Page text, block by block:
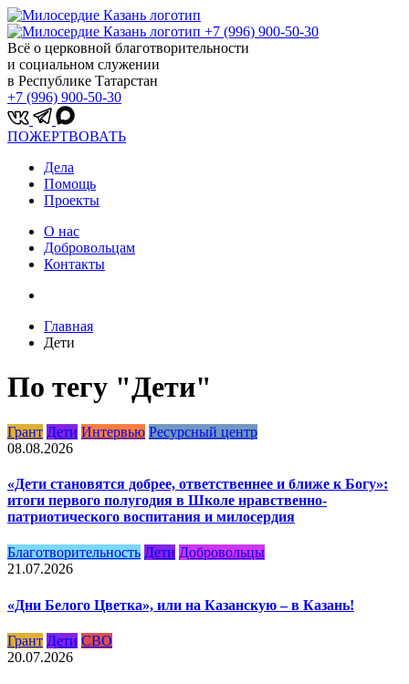
+7 (996) 900-50-30
Всё о церковной благотворительности
и социальном служении
в Республике Татарстан
+7 (996) 900-50-30
ПОЖЕРТВОВАТЬ
Дела
Помощь
Проекты
О нас
Добровольцам
Контакты
Главная
Дети
По тегy "Дети"
Грант Дети Интервью Ресурсный центр
08.08.2026
«Дети становятся добрее, ответственнее и ближе к Богу»:
итоги первого полугодия в Школе нравственно-
патриотического воспитания и милосердия
Благотворительность Дети Добровольцы
21.07.2026
«Дни Белого Цветка», или на Казанскую – в Казань!
Грант Дети СВО
20.07.2026